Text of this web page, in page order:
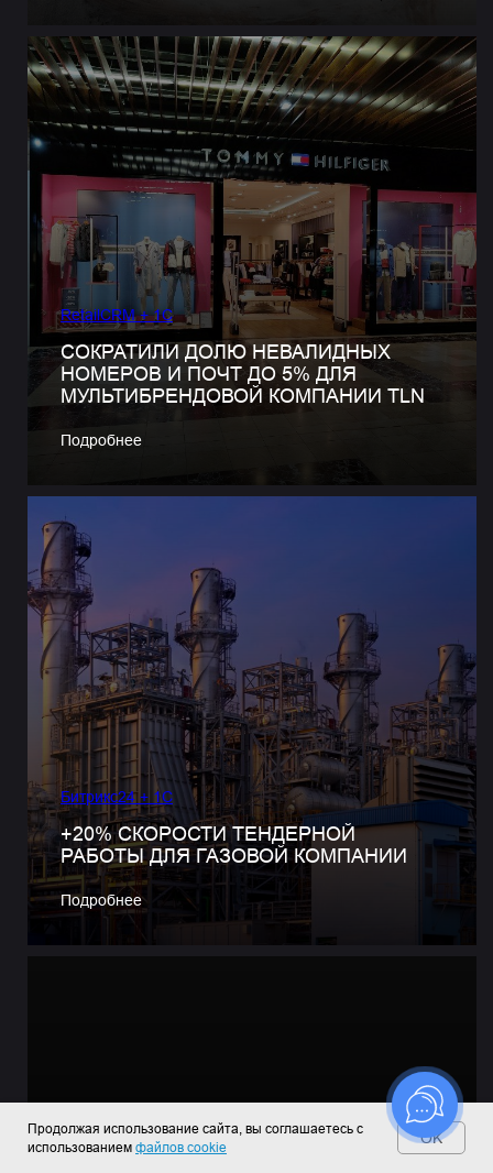
RetailCRM + 1C
СОКРАТИЛИ ДОЛЮ НЕВАЛИДНЫХ
НОМЕРОВ И ПОЧТ ДО 5% ДЛЯ
МУЛЬТИБРЕНДОВОЙ КОМПАНИИ TLN
Подробнее
Битрикс24 + 1С
+20% СКОРОСТИ ТЕНДЕРНОЙ
РАБОТЫ ДЛЯ ГАЗОВОЙ КОМПАНИИ
Подробнее
Продолжая использование сайта, вы соглашаетесь с
использованием файлов cookie
OK